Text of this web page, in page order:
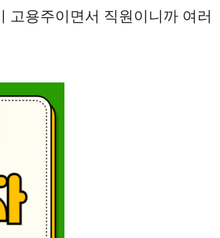
고용주이면서 직원이니까 여러